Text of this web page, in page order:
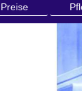
Preise